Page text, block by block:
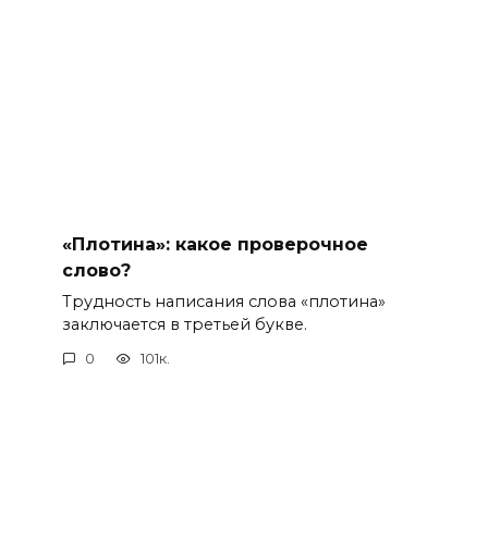
«Плотина»: какое проверочное
слово?
Трудность написания слова «плотина»
заключается в третьей букве.
0 101к.